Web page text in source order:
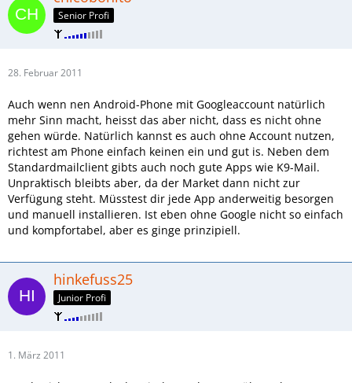
Senior Profi
28. Februar 2011
Auch wenn nen Android-Phone mit Googleaccount natürlich
mehr Sinn macht, heisst das aber nicht, dass es nicht ohne
gehen würde. Natürlich kannst es auch ohne Account nutzen,
richtest am Phone einfach keinen ein und gut is. Neben dem
Standardmailclient gibts auch noch gute Apps wie K9-Mail.
Unpraktisch bleibts aber, da der Market dann nicht zur
Verfügung steht. Müsstest dir jede App anderweitig besorgen
und manuell installieren. Ist eben ohne Google nicht so einfach
und kompfortabel, aber es ginge prinzipiell.
hinkefuss25
Junior Profi
1. März 2011